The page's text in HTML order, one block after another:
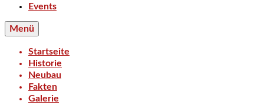
Events
Menü
Startseite
Historie
Neubau
Fakten
Galerie